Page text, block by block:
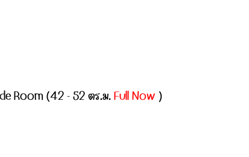
Room (42 - 52 ตร.ม.Full Now )